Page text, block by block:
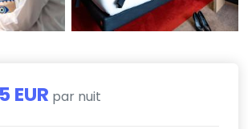
EUR par nuit